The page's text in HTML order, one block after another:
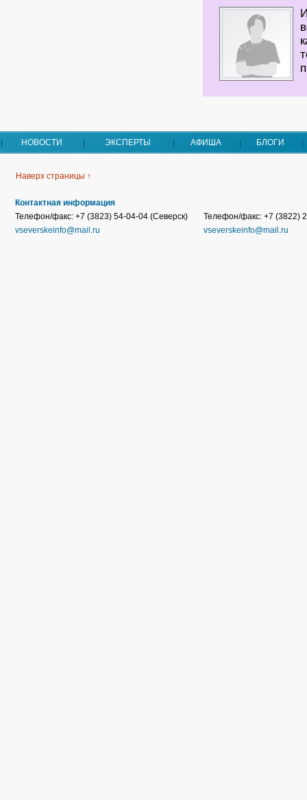
НОВОСТИ ЭКСПЕРТЫ АФИША БЛОГИ
Наверх страницы ↑
Контактная информация
Телефон/факс: +7 (3823) 54-04-04 (Северск)
vseverskeinfo@mail.ru
Телефон/факс: +7 (3822)
vseverskeinfo@mail.ru